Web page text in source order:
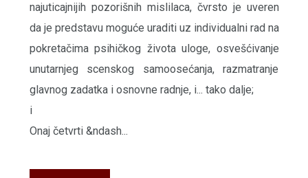
najuticajnijih pozorišnih mislilaca, čvrsto je uveren
da je predstavu moguće uraditi uz individualni rad na
pokretačima psihičkog života uloge, osvešćivanje
unutarnjeg scenskog samoosećanja, razmatranje
glavnog zadatka i osnovne radnje, i... tako dalje;
i
Onaj četvrti &ndash...